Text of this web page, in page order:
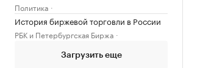
Политика
История биржевой торговли в России
РБК и Петербургская Биржа
Загрузить еще